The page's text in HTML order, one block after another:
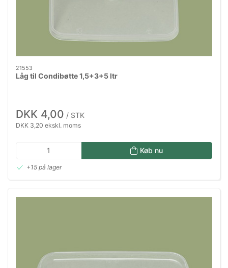
21553
Låg til Condibøtte 1,5+3+5 ltr
DKK 4,00 / STK
DKK 3,20 ekskl. moms
Køb nu
+15 på lager